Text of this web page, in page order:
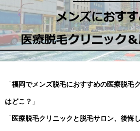
「福岡でメンズ脱毛におすすめの医療脱毛
はどこ？ 」
「 医療脱毛クリニックと脱毛サロン、後悔